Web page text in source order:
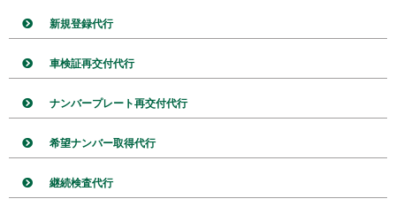
新規登録代行
車検証再交付代行
ナンバープレート再交付代行
希望ナンバー取得代行
継続検査代行